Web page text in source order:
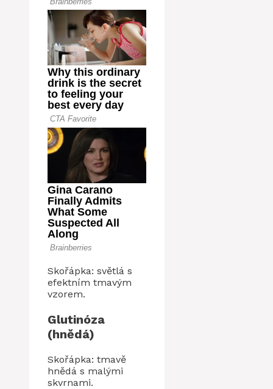
Skořápka: světlá s
efektním tmavým
vzorem.
Glutinóza
(hnědá)
Skořápka: tmavě
hnědá s malými
skvrnami.